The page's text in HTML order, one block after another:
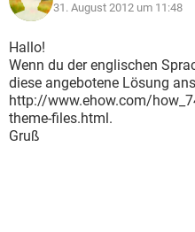
31. August 2012 um 11:48
Hallo!
Wenn du der englischen
diese angebotene Lösung
http://www.ehow.com/
theme-files.html.
Gruß